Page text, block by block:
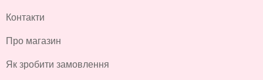
Контакти
Про магазин
Як зробити замовлення